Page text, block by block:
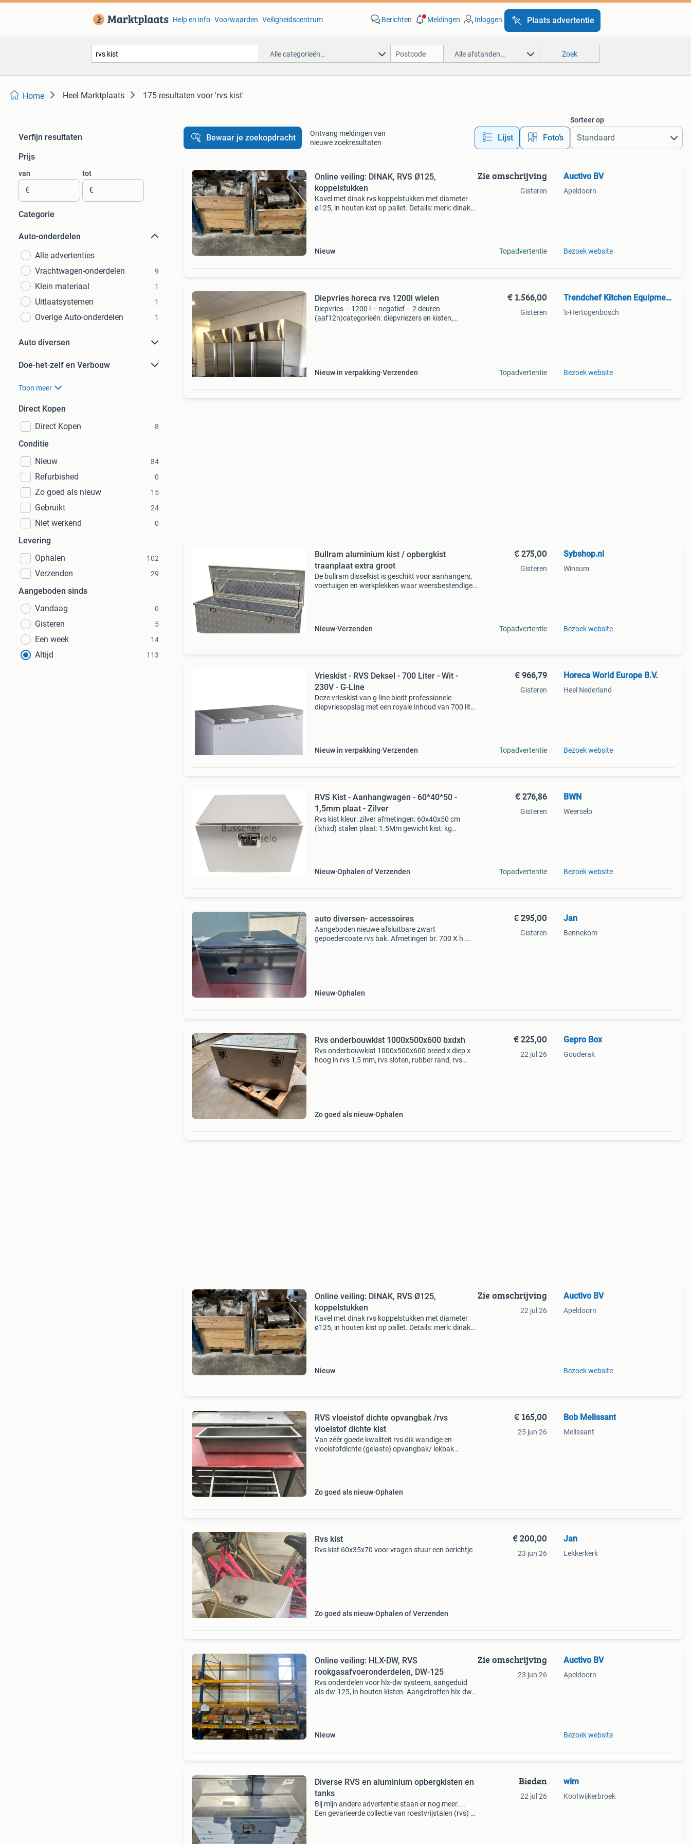
Help en info Voorwaarden Veiligheidscentrum Berichten Meldingen Inloggen Plaats advertentie
Alle categorieën… Alle afstanden… Zoek
Home Heel Marktplaats 175 resultaten voor 'rvs kist'
Verfijn resultaten
Prijs
van
€
tot
€
Categorie
Auto-onderdelen
Alle advertenties
Vrachtwagen-onderdelen
9
Klein materiaal 1
Uitlaatsystemen 1
Overige Auto-onderdelen 1
Auto diversen
Doe-het-zelf en Verbouw
Toon meer
Direct Kopen
Direct Kopen
8
Conditie
Nieuw
84
Refurbished 0
Zo goed als nieuw 15
Gebruikt 24
Niet werkend 0
Levering
Ophalen
102
Verzenden 29
Aangeboden sinds
Vandaag
0
Gisteren 5
Een week 14
Altijd 113
Bewaar je zoekopdracht
Ontvang meldingen van
nieuwe zoekresultaten
Lijst Foto’s
Sorteer op
Online veiling: DINAK, RVS Ø125,
koppelstukken
Kavel met dinak rvs koppelstukken met diameter
ø125, in houten kist op pallet. Details: merk: dinak
Nieuw
Zie omschrijving
Gisteren
Topadvertentie
Auctivo BV
Apeldoorn
Bezoek website
Diepvries horeca rvs 1200l wielen
Diepvries – 1200 l – negatief – 2 deuren
(aaf12n)categorieën: diepvriezers en kisten,
Nieuw in verpakking Verzenden
€ 1.566,00
Gisteren
Topadvertentie
Trendchef Kitchen Equipment.
's-Hertogenbosch
Bezoek website
Bullram aluminium kist / opbergkist
traanplaat extra groot
De bullram disselkist is geschikt voor aanhangers,
voertuigen en werkplekken waar weersbestendige
Nieuw Verzenden
€ 275,00
Gisteren
Topadvertentie
Sybshop.nl
Winsum
Bezoek website
Vrieskist - RVS Deksel - 700 Liter - Wit -
230V - G-Line
Deze vrieskist van g-line biedt professionele
diepvriesopslag met een royale inhoud van 700 liter
Nieuw in verpakking Verzenden
€ 966,79
Gisteren
Topadvertentie
Horeca World Europe B.V.
Heel Nederland
Bezoek website
RVS Kist - Aanhangwagen - 60*40*50 -
1,5mm plaat - Zilver
Rvs kist kleur: zilver afmetingen: 60x40x50 cm
(lxhxd) stalen plaat: 1.5Mm gewicht kist: kg
Nieuw Ophalen of Verzenden
€ 276,86
Gisteren
Topadvertentie
BWN
Weerselo
Bezoek website
auto diversen- accessoires
Aangeboden nieuwe afsluitbare zwart
gepoedercoate rvs bak. Afmetingen br. 700 X h.
Nieuw Ophalen
€ 295,00
Gisteren
Jan
Bennekom
Rvs onderbouwkist 1000x500x600 bxdxh
Rvs onderbouwkist 1000x500x600 breed x diep x
hoog in rvs 1,5 mm, rvs sloten, rubber rand, rvs
Zo goed als nieuw Ophalen
€ 225,00
22 jul 26
Gepro Box
Gouderak
Online veiling: DINAK, RVS Ø125,
koppelstukken
Kavel met dinak rvs koppelstukken met diameter
ø125, in houten kist op pallet. Details: merk: dinak
Nieuw
Zie omschrijving
22 jul 26
Auctivo BV
Apeldoorn
Bezoek website
RVS vloeistof dichte opvangbak /rvs
vloeistof dichte kist
Van zéér goede kwaliteit rvs dik wandige en
vloeistofdichte (gelaste) opvangbak/ lekbak
Zo goed als nieuw Ophalen
€ 165,00
25 jun 26
Bob Melissant
Melissant
Rvs kist
Rvs kist 60x35x70 voor vragen stuur een berichtje
Zo goed als nieuw Ophalen of Verzenden
€ 200,00
23 jun 26
Jan
Lekkerkerk
Online veiling: HLX-DW, RVS
rookgasafvoeronderdelen, DW-125
Rvs onderdelen voor hlx-dw systeem, aangeduid
als dw-125, in houten kisten. Aangetroffen hlx-dw
Nieuw
Zie omschrijving
23 jun 26
Auctivo BV
Apeldoorn
Bezoek website
Diverse RVS en aluminium opbergkisten en
tanks
Bij mijn andere advertentie staan er nog meer....
Een gevarieerde collectie van roestvrijstalen (rvs) 2
Bieden
22 jul 26
wim
Kootwijkerbroek